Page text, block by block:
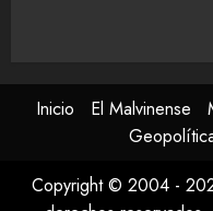
Inicio El Malvinense
Copyright © 2004 -